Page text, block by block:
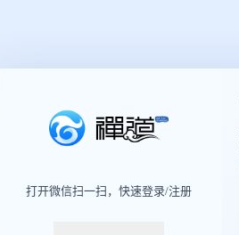
打开微信扫一扫，快速登录/注册